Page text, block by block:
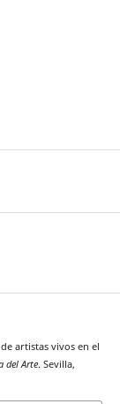
artistas vivos en el
del Arte. Sevilla,